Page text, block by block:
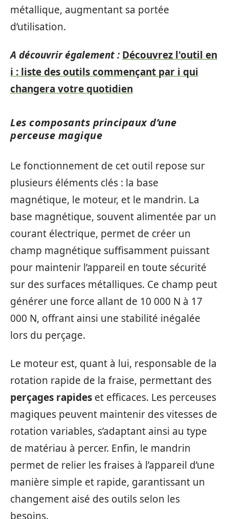
métallique, augmentant sa portée
d’utilisation.
A découvrir également : Découvrez l'outil en
i : liste des outils commençant par i qui
changera votre quotidien
Les composants principaux d’une
perceuse magique
Le fonctionnement de cet outil repose sur
plusieurs éléments clés : la base
magnétique, le moteur, et le mandrin. La
base magnétique, souvent alimentée par un
courant électrique, permet de créer un
champ magnétique suffisamment puissant
pour maintenir l’appareil en toute sécurité
sur des surfaces métalliques. Ce champ peut
générer une force allant de 10 000 N à 17
000 N, offrant ainsi une stabilité inégalée
lors du perçage.
Le moteur est, quant à lui, responsable de la
rotation rapide de la fraise, permettant des
perçages rapides et efficaces. Les perceuses
magiques peuvent maintenir des vitesses de
rotation variables, s’adaptant ainsi au type
de matériau à percer. Enfin, le mandrin
permet de relier les fraises à l’appareil d’une
manière simple et rapide, garantissant un
changement aisé des outils selon les
besoins.